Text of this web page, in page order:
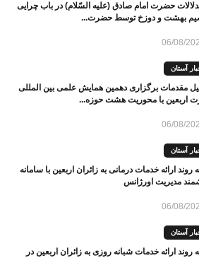
حضرت امام صادق (علیه السّلام) در باب چرایی
بهشت و دوزخ توسط حضرت...
06/08/
آستان
مقدمات برگزاری دهمین همایش علمی بین المللی
اربعین با محوریت هشت حوزه...
06/08/
آستان
روند ارائه خدمات درمانی به زائران اربعین با سامانه
مدیریت اورژانس
06/08/
آستان
روند ارائه خدمات شبانه روزی به زائران اربعین در